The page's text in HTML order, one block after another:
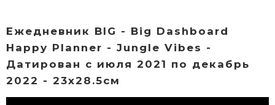
Ежедневник BIG - Big Dashboard
Happy Planner - Jungle Vibes -
Датирован с июля 2021 по декабрь
2022 - 23х28.5см